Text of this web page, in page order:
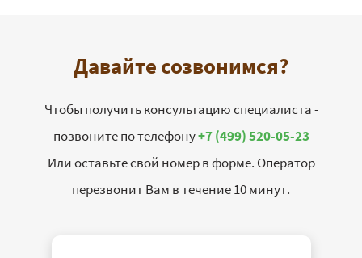
Давайте созвонимся?
Чтобы получить консультацию специалиста -
позвоните по телефону+7 (499) 520-05-23
Или оставьте свой номер в форме. Оператор
перезвонит Вам в течение 10 минут.